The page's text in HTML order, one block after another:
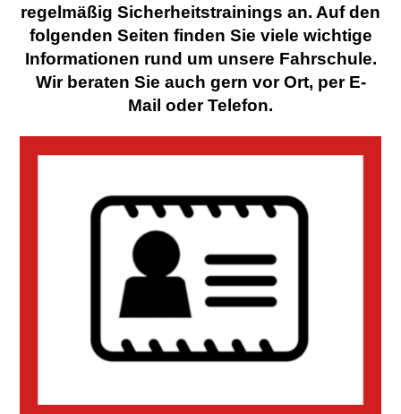
regelmäßig Sicherheitstrainings an. Auf den
folgenden Seiten finden Sie viele wichtige
Informationen rund um unsere Fahrschule.
Wir beraten Sie auch gern vor Ort, per E-
Mail oder Telefon.